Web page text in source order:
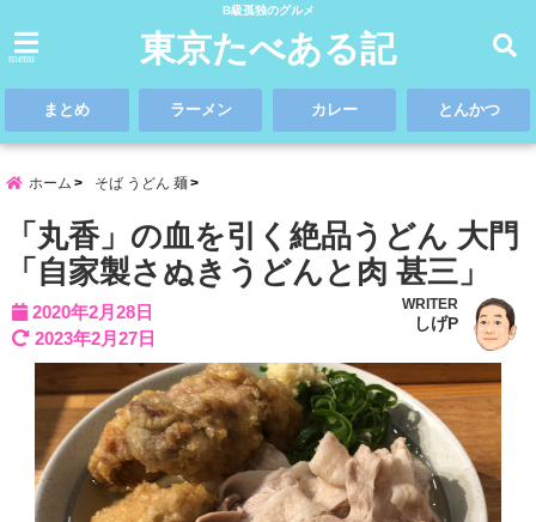
B級孤独のグルメ
menu 東京たべある記
まとめ ラーメン カレー とんかつ
ホーム そば うどん 麺
「丸香」の血を引く絶品うどん 大門
「自家製さぬきうどんと肉 甚三」
2020年2月28日
2023年2月27日
WRITER
しげP